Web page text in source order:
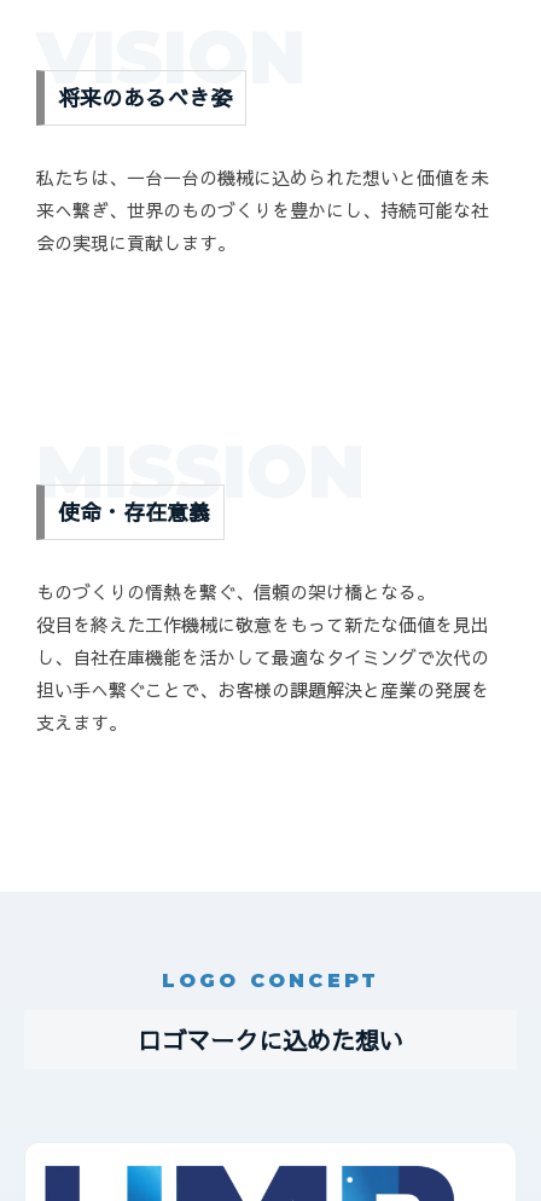
VISION
将来のあるべき姿
私たちは、一台一台の機械に込められた想いと価値を未
来へ繋ぎ、世界のものづくりを豊かにし、持続可能な社
会の実現に貢献します。
MISSION
使命・存在意義
ものづくりの情熱を繋ぐ、信頼の架け橋となる。
役目を終えた工作機械に敬意をもって新たな価値を見出
し、自社在庫機能を活かして最適なタイミングで次代の
担い手へ繋ぐことで、お客様の課題解決と産業の発展を
支えます。
LOGO CONCEPT
ロゴマークに込めた想い